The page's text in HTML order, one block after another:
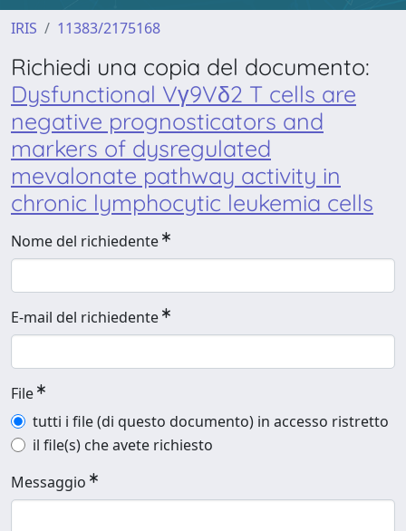
IRIS 11383/2175168
Richiedi una copia del documento:
Dysfunctional Vγ9Vδ2 T cells are
negative prognosticators and
markers of dysregulated
mevalonate pathway activity in
chronic lymphocytic leukemia cells
Nome del richiedente
E-mail del richiedente
File
tutti i file (di questo documento) in accesso ristretto
il file(s) che avete richiesto
Messaggio